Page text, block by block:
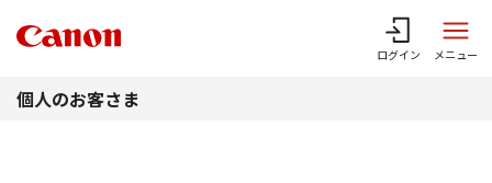
ログイン メニュー
個人のお客さま